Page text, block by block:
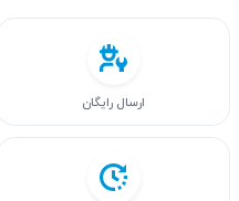
ارسال رایگان